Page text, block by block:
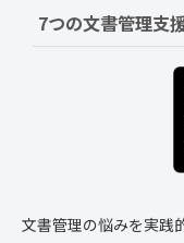
7つの文書管理支
文書管理の悩みを実践